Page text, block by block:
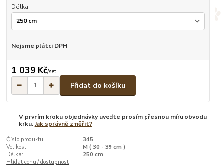
Délka
Nejsme plátci DPH
1 039 Kč/set
Přidat do košíku
V prvním kroku objednávky uveďte prosím přesnou míru obvodu
krku.Jak správně změřit?
Číslo produktu:
345
Velikost:
M ( 30 - 39 cm )
Délka:
250 cm
Hlídat cenu / dostupnost